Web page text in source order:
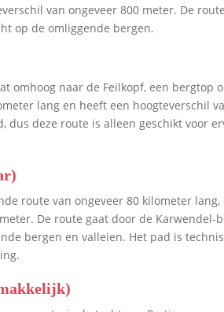
van ongeveer 800 meter. De
op de omliggende bergen.
omhoog naar de Feilkopf, een bergtop
lang en heeft een hoogteverschil
dus deze route is alleen geschikt voor
route van ongeveer 80 kilometer lang,
De route gaat door de Karwendel-
bergen en valleien. Het pad is